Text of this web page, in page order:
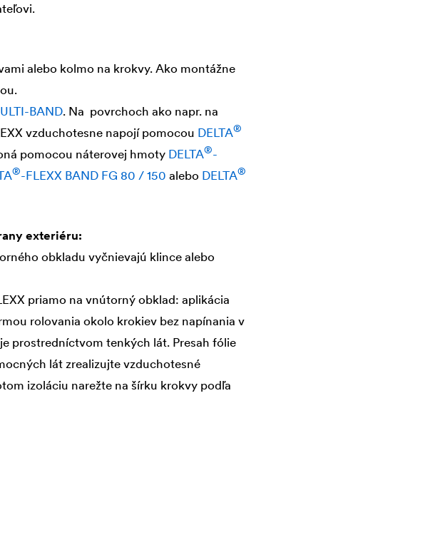
alebo kolmo na krokvy. Ako montážne
BAND. Na povrchoch ako napr. na
vzduchotesne napojí pomocou DELTA®
pomocou náterovej hmoty DELTA®-
®-FLEXX BAND FG 80 / 150 alebo DELTA®
exteriéru:
obkladu vyčnievajú klince alebo
priamo na vnútorný obklad: aplikácia
rolovania okolo krokiev bez napínania v
prostredníctvom tenkých lát. Presah fólie
lát zrealizujte vzduchotesné
izoláciu narežte na šírku krokvy podľa